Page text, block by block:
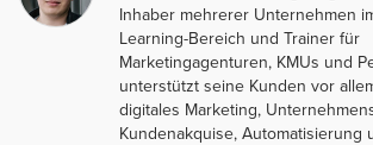
Inhaber mehrerer Unternehmen
Learning-Bereich und Trainer für
Marketingagenturen, KMUs und
unterstützt seine Kunden vor
digitales Marketing,
Kundenakquise, Automatisierung